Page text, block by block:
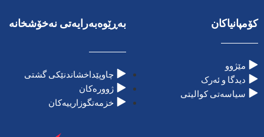
کۆمپانیاکان
مێژوو
دیدگا و ئەرک
سیاسەتی کوالیتی
بەڕێوەبەرایەتی نەخۆشخانە
چاوپێداخشاندنێکی گشتی
ژوورەکان
خزمەتگوزارییەکان